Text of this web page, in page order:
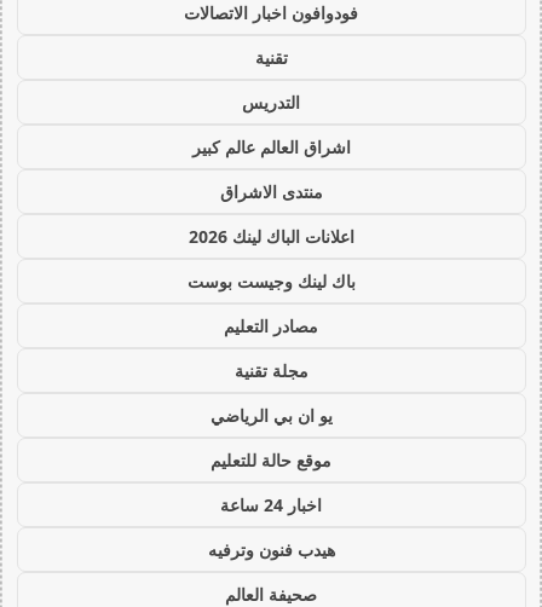
فودوافون اخبار الاتصالات
تقنية
التدريس
اشراق العالم عالم كبير
منتدى الاشراق
اعلانات الباك لينك 2026
باك لينك وجيست بوست
مصادر التعليم
مجلة تقنية
يو ان بي الرياضي
موقع حالة للتعليم
اخبار 24 ساعة
هيدب فنون وترفيه
صحيفة العالم